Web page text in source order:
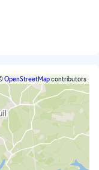
OpenStreetMapcontributors